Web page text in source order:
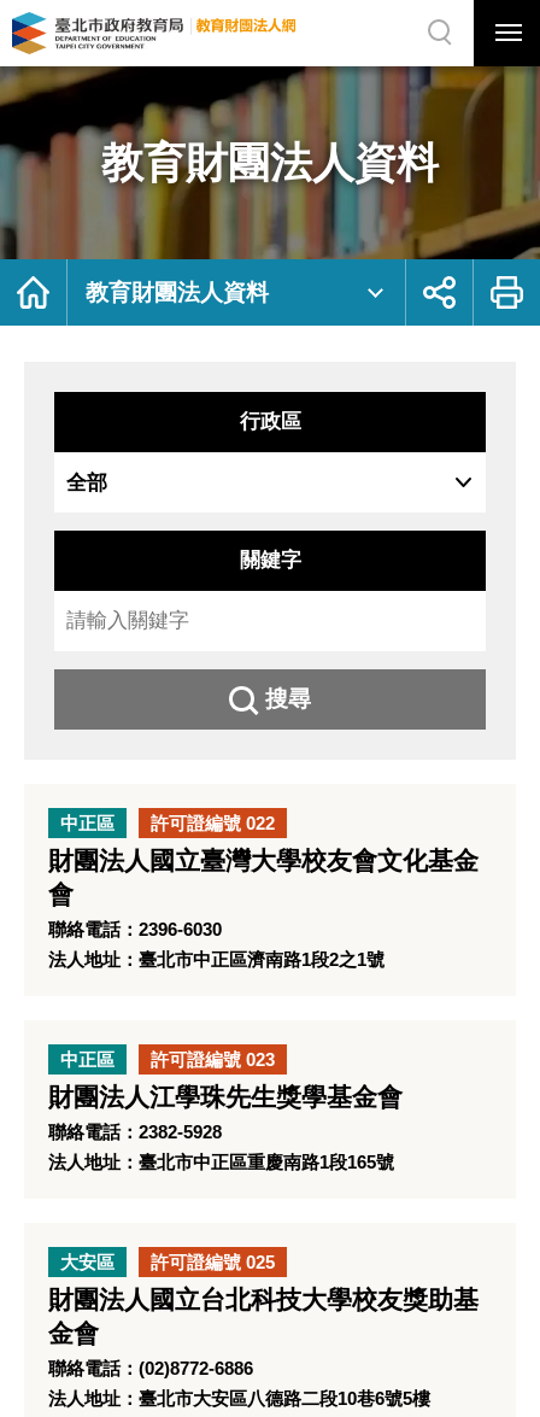
教
育
團
資
料
府
局
法
網
站
選
選
單
關
網
站
尋
教育財團法人資料
首
教育財團法人資料
展
鈕
列
行政區
關鍵字
搜尋
中正區 許可證編號 022
財團法人國立臺灣大學校友會文化基金
會
聯絡電話：2396-6030
法人地址：臺北市中正區濟南路1段2之1號
中正區 許可證編號 023
財團法人江學珠先生獎學基金會
聯絡電話：2382-5928
法人地址：臺北市中正區重慶南路1段165號
大安區 許可證編號 025
財團法人國立台北科技大學校友獎助基
金會
聯絡電話：(02)8772-6886
法人地址：臺北市大安區八德路二段10巷6號5樓